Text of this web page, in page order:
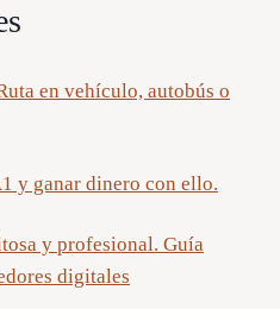
en vehículo, autobús o
y ganar dinero con ello.
y profesional. Guía
digitales